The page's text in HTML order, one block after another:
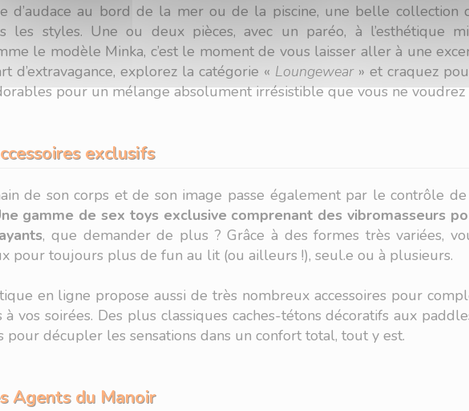
d’audace au bord de la mer ou de la piscine, une belle
les styles. Une ou deux pièces, avec un paréo, à l’esthétique
le modèle Minka, c’est le moment de vous laisser aller à une
d’extravagance, explorez la catégorie « Loungewear» et craquez
pour un mélange absolument irrésistible que vous ne
exclusifs
de son corps et de son image passe également par le contrôle
gamme de sex toys exclusive comprenant des vibromasseurs
, que demander de plus ? Grâce à des formes très variées,
pour toujours plus de fun au lit (ou ailleurs !), seul.e ou à plusieurs.
en ligne propose aussi de très nombreux accessoires pour
vos soirées. Des plus classiques caches-tétons décoratifs aux
pour décupler les sensations dans un confort total, tout y est.
Agents du Manoir